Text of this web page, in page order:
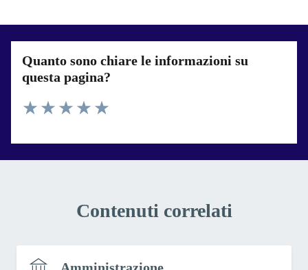
Quanto sono chiare le informazioni su
questa pagina?
Contenuti correlati